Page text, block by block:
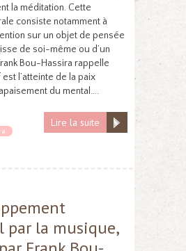
la méditation. Cette
consiste notamment à
sur un objet de pensée
de soi-même ou d’un
Bou-Hassira rappelle
l’atteinte de la paix
du mental….
Lire la suite
par la musique,